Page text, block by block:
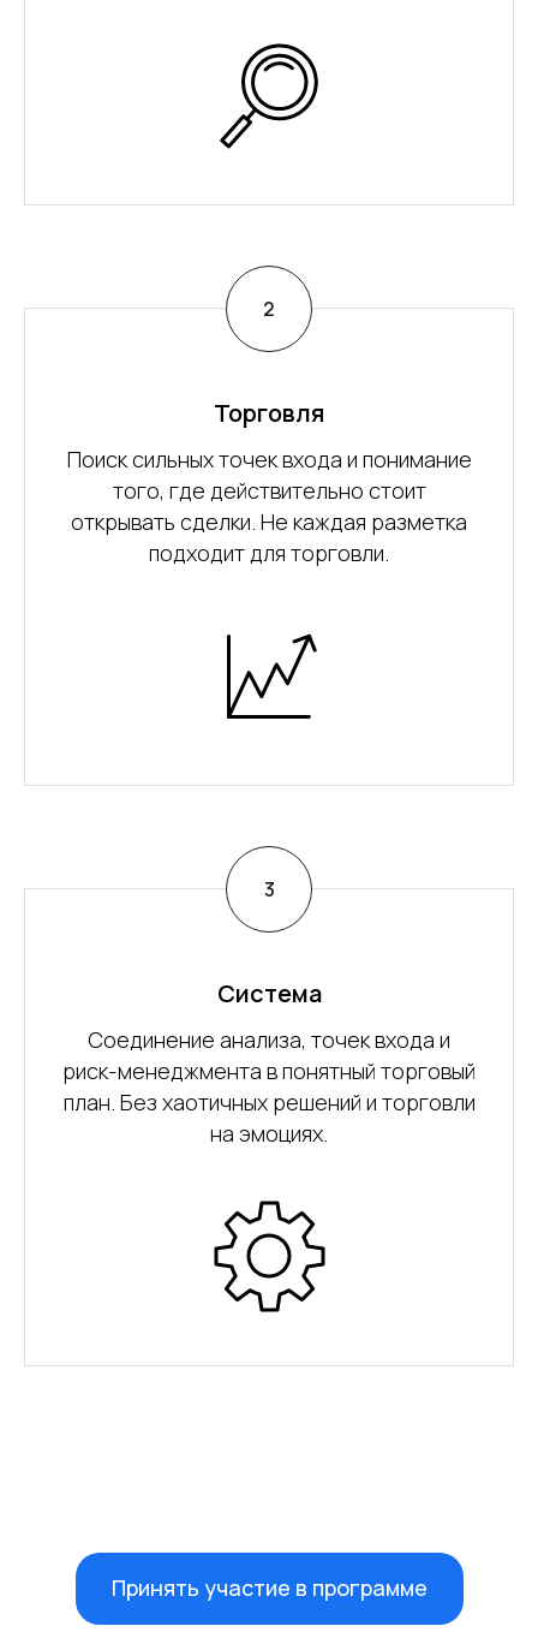
Торговля
Поиск сильных точек входа и понимание
того, где действительно стоит
открывать сделки. Не каждая разметка
подходит для торговли.
Система
Соединение анализа, точек входа и
риск-менеджмента в понятный торговый
план. Без хаотичных решений и торговли
на эмоциях.
Принять участие в программе